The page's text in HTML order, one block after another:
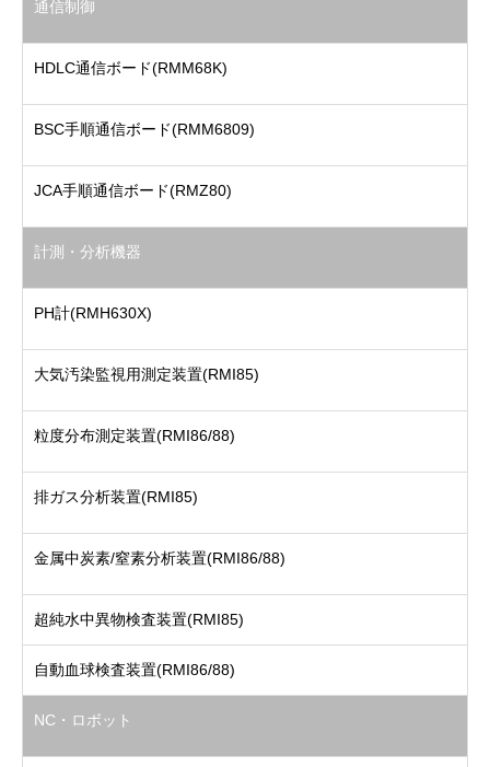
業務実績
会社概要
採用情報
インタビュー
通信制御
HDLC通信ボード(RMM68K)
BSC手順通信ボード(RMM6809)
JCA手順通信ボード(RMZ80)
計測・分析機器
PH計(RMH630X)
大気汚染監視用測定装置(RMI85)
粒度分布測定装置(RMI86/88)
排ガス分析装置(RMI85)
金属中炭素/窒素分析装置(RMI86/88)
超純水中異物検査装置(RMI85)
自動血球検査装置(RMI86/88)
NC・ロボット